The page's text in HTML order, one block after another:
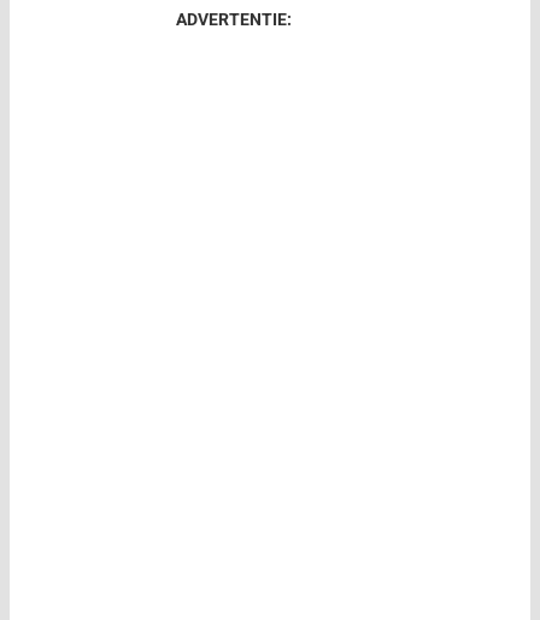
ADVERTENTIE: